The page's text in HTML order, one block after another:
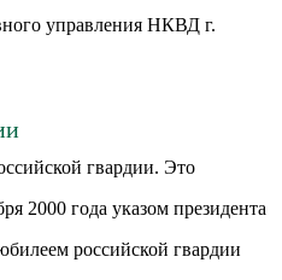
управления НКВД г.
гвардии. Это
2000 года указом президента
российской гвардии